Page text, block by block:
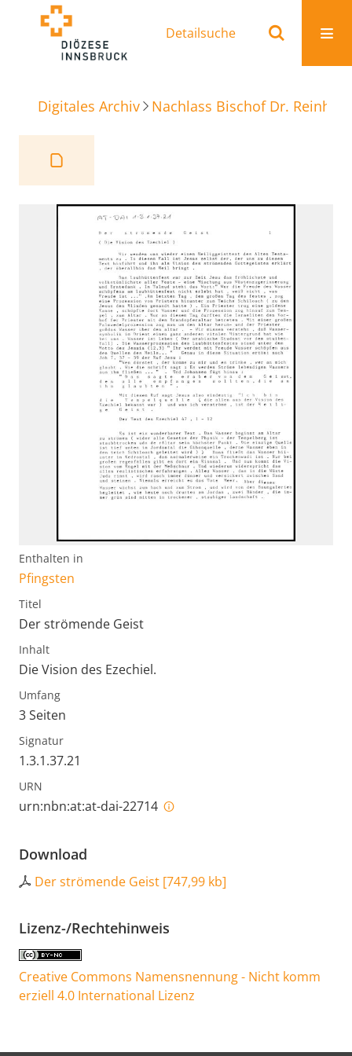
Detailsuche
Digitales Archiv Nachlass Bischof Dr.
Enthalten in
Pfingsten
Titel
Der strömende Geist
Inhalt
Die Vision des Ezechiel.
Umfang
3 Seiten
Signatur
1.3.1.37.21
URN
urn:nbn:at:at-dai-22714
Download
Der strömende Geist [747,99 kb]
Lizenz-/Rechtehinweis
Creative Commons Namensnennung - Nicht komm
erziell 4.0 International Lizenz